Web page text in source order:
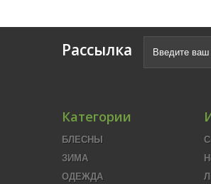
Рассылка
Категории
БЛЕСНЫ
ЗИМА
ОДЕЖДА